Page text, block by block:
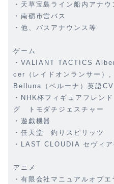
・天草宝島ライン船内アナウ
・南砺市営バス
・他、バスアナウンス等
ゲーム
・VALIANT TACTICS
cer（レイドオンランサー）,
Belluna（ベルーナ）英語CV
・NHK杯フィギュアフレン
グ トモダチジェスチャー
・遊戯機器
・任天堂 釣りスピリッツ
・LAST CLOUDIA セヴィア
アニメ
・有限会社マニュアルオブ